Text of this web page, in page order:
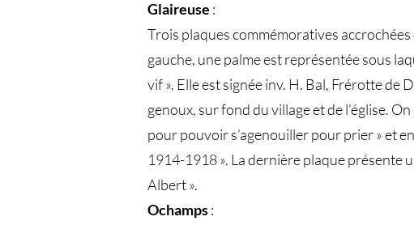
Glaireuse :
Trois plaques commémoratives accrochées
gauche, une palme est représentée sous
vif ». Elle est signée inv. H. Bal, Frérotte
genoux, sur fond du village et de l’église.
pour pouvoir s’agenouiller pour prier » et
1914-1918 ». La dernière plaque présente
Albert ».
Ochamps: